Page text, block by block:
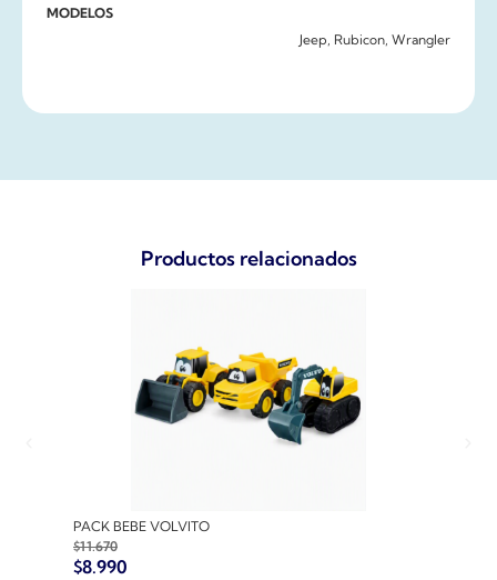
MODELOS
Jeep, Rubicon, Wrangler
Productos relacionados
PACK BEBE VOLVITO
$11.670
$8.990